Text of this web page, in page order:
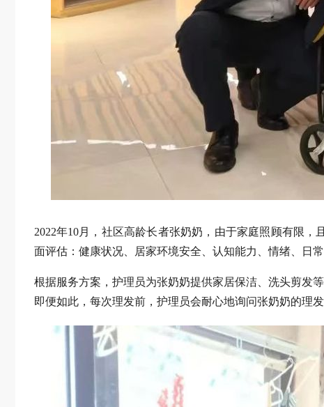
2022年10月，社区高龄长者张奶奶，由于家庭照顾有限
面评估：健康状况、居家环境安全、认知能力、情绪、日
根据服务方案，护理员为张奶奶提供家居保洁、洗头剪发
即便如此，每次理发前，护理员会耐心地询问张奶奶的理